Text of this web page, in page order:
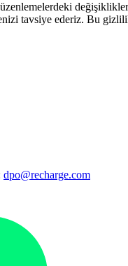
tavsiye ederiz. Bu
dpo@recharge.com